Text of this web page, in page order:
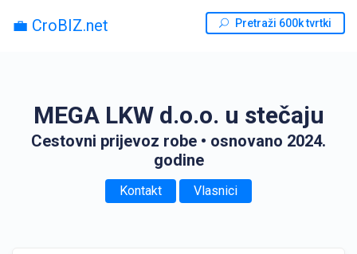
💼 CroBIZ.net Pretraži 600k tvrtki
MEGA LKW d.o.o. u stečaju
Cestovni prijevoz robe • osnovano 2024.
godine
Kontakt Vlasnici